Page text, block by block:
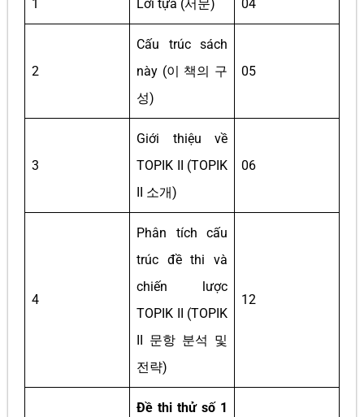
1 Lời tựa (서문) 04
2
Cấu trúc sách
này (이 책의 구
성)
05
3
Giới thiệu về
TOPIK II (TOPIK
II 소개)
06
4
Phân tích cấu
trúc đề thi và
chiến lược
TOPIK II (TOPIK
II 문항 분석 및
전략)
12
Đề thi thử số 1